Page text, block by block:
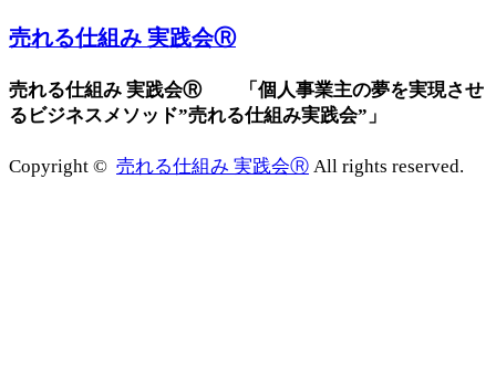
売れる仕組み 実践会Ⓡ
売れる仕組み 実践会Ⓡ 「個人事業主の夢を実現させ
るビジネスメソッド”売れる仕組み実践会”」
Copyright © 売れる仕組み 実践会Ⓡ All rights reserved.